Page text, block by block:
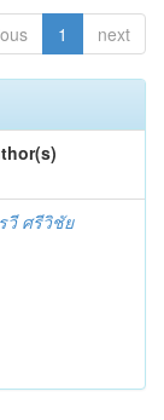
1 next
วี ศรีวิชัย